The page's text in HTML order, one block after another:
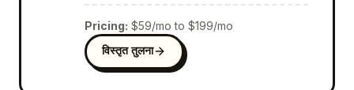
Pricing: $59/mo to $199/mo
विस्तृत तुलना